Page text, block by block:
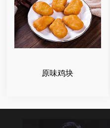
原味鸡块